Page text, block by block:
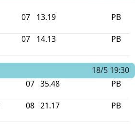
07 13.19 PB
07 14.13 PB
18/5 19:30
07 35.48 PB
08 21.17 PB